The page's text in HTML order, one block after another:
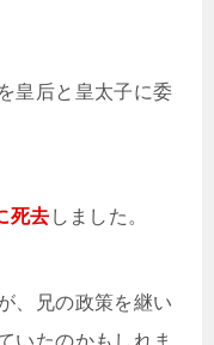
皇后と皇太子に委
死去 しました。
、兄の政策を継い